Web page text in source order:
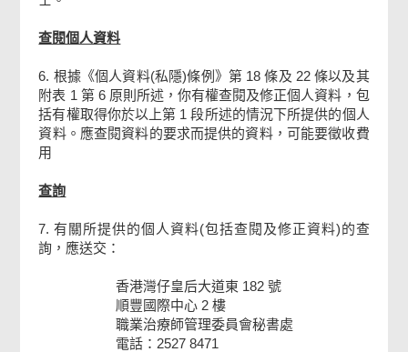
查閱個人資料
6. 根據《個人資料(私隱)條例》第 18 條及 22 條以及其
附表 1 第 6 原則所述，你有權查閱及修正個人資料，包
括有權取得你於以上第 1 段所述的情況下所提供的個人
資料。應查閱資料的要求而提供的資料，可能要徵收費
用
查詢
7. 有關所提供的個人資料(包括查閱及修正資料)的查
詢，應送交：
香港灣仔皇后大道東 182 號
順豐國際中心 2 樓
職業治療師管理委員會秘書處
電話：2527 8471